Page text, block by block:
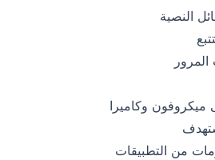
النصية
ميكروفون وكاميرا
من التطبيقات